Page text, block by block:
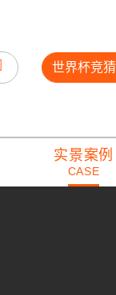
世界杯竞
实景案例
CASE